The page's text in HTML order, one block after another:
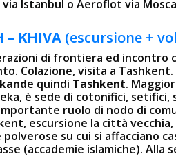
via Istanbul o Aeroflot via
– KHIVA (escursione +
di frontiera ed incontro
Colazione, visita a Tashkent.
e quindi Tashkent.
è sede di cotonifici, setifici,
ruolo di nodo di
escursione la città vecchia,
su cui si affacciano
(accademie islamiche). Alla